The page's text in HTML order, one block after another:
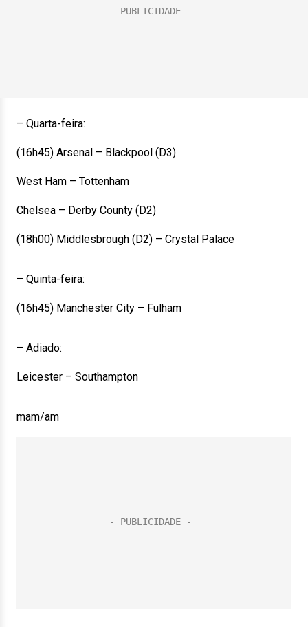
– Quarta-feira:
(16h45) Arsenal – Blackpool (D3)
West Ham – Tottenham
Chelsea – Derby County (D2)
(18h00) Middlesbrough (D2) – Crystal Palace
– Quinta-feira:
(16h45) Manchester City – Fulham
– Adiado:
Leicester – Southampton
mam/am